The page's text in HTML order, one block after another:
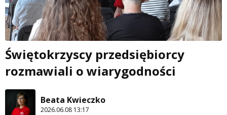
Świętokrzyscy przedsiębiorcy
rozmawiali o wiarygodności
Beata Kwieczko
2026.06.08 13:17